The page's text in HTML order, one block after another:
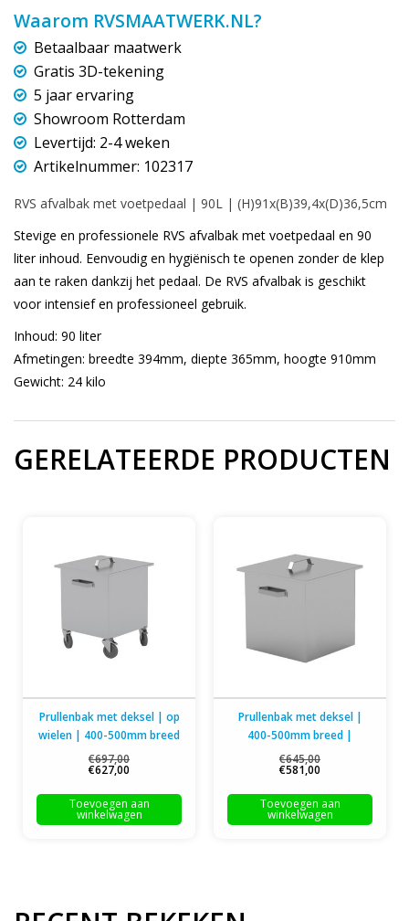
Waarom RVSMAATWERK.NL?
Betaalbaar maatwerk
Gratis 3D-tekening
5 jaar ervaring
Showroom Rotterdam
Levertijd: 2-4 weken
Artikelnummer: 102317
RVS afvalbak met voetpedaal | 90L | (H)91x(B)39,4x(D)36,5cm
Stevige en professionele RVS afvalbak met voetpedaal en 90
liter inhoud. Eenvoudig en hygiënisch te openen zonder de klep
aan te raken dankzij het pedaal. De RVS afvalbak is geschikt
voor intensief en professioneel gebruik.
Inhoud: 90 liter
Afmetingen: breedte 394mm, diepte 365mm, hoogte 910mm
Gewicht: 24 kilo
GERELATEERDE PRODUCTEN
Prullenbak met deksel | op
wielen | 400-500mm breed
| 500mm diep
€697,00
€627,00
Toevoegen aan
winkelwagen
Prullenbak met deksel |
400-500mm breed |
500mm diep
€645,00
€581,00
Toevoegen aan
winkelwagen